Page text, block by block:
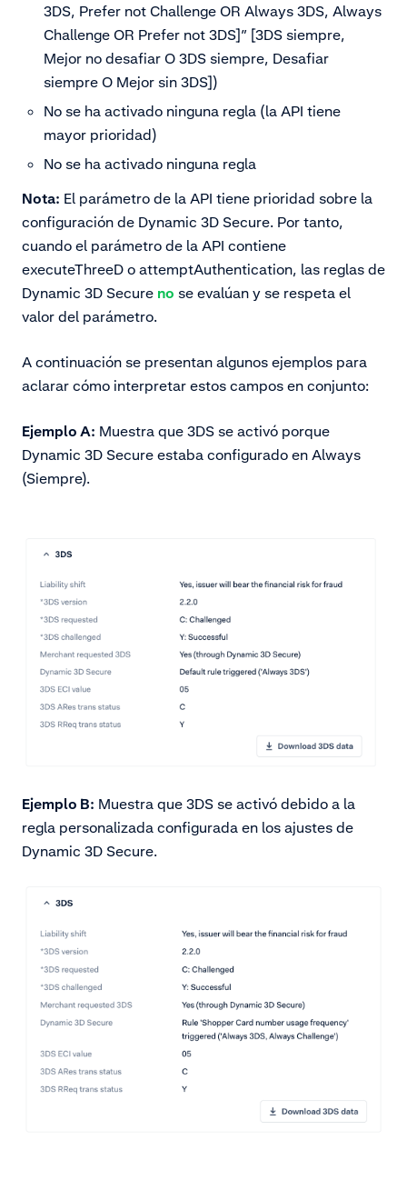
3DS, Prefer not Challenge OR Always 3DS, Always
Challenge OR Prefer not 3DS]” [3DS siempre,
Mejor no desafiar O 3DS siempre, Desafiar
siempre O Mejor sin 3DS])
No se ha activado ninguna regla (la API tiene
mayor prioridad)
No se ha activado ninguna regla
Nota: El parámetro de la API tiene prioridad sobre la
configuración de Dynamic 3D Secure. Por tanto,
cuando el parámetro de la API contiene
executeThreeD o attemptAuthentication, las reglas de
Dynamic 3D Secure no se evalúan y se respeta el
valor del parámetro.
A continuación se presentan algunos ejemplos para
aclarar cómo interpretar estos campos en conjunto:
Ejemplo A: Muestra que 3DS se activó porque
Dynamic 3D Secure estaba configurado en Always
(Siempre).
Ejemplo B: Muestra que 3DS se activó debido a la
regla personalizada configurada en los ajustes de
Dynamic 3D Secure.